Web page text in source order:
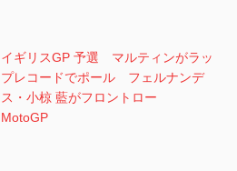
イギリスGP 予選 マルティンがラッ
プレコードでポール フェルナンデ
ス・小椋 藍がフロントロー
MotoGP